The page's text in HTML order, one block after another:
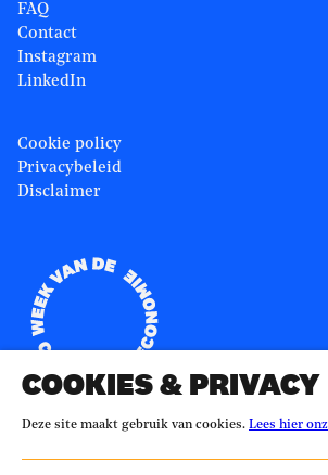
FAQ
Contact
Instagram
LinkedIn
Cookie policy
Privacybeleid
Disclaimer